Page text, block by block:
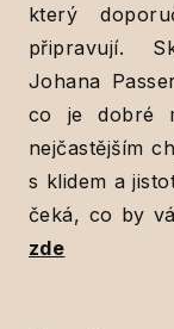
který
připravují.
Johana
co je dobré
nejčastějším
s klidem a
čeká, co by
zde